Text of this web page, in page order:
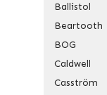
Ballistol
Beartooth
BOG
Caldwell
Casström